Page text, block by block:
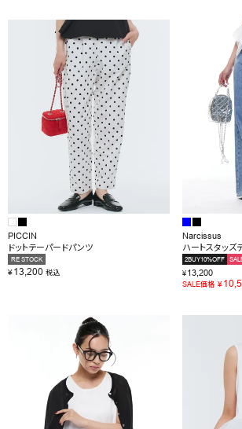
CATEGORY
OUTLET
RE STOCK
COMING SOON
TOPICS
JOURNAL
はじめてご利用の方へ
お問い合わせ
PICCIN
ドットテーパードパンツ
RE STOCK
¥13,200 税込
Narcissus
ハートスタッズ
2BUY10%OFF
¥13,200
SALE価格 ¥